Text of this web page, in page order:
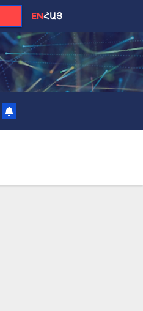
ENՀԱՅ